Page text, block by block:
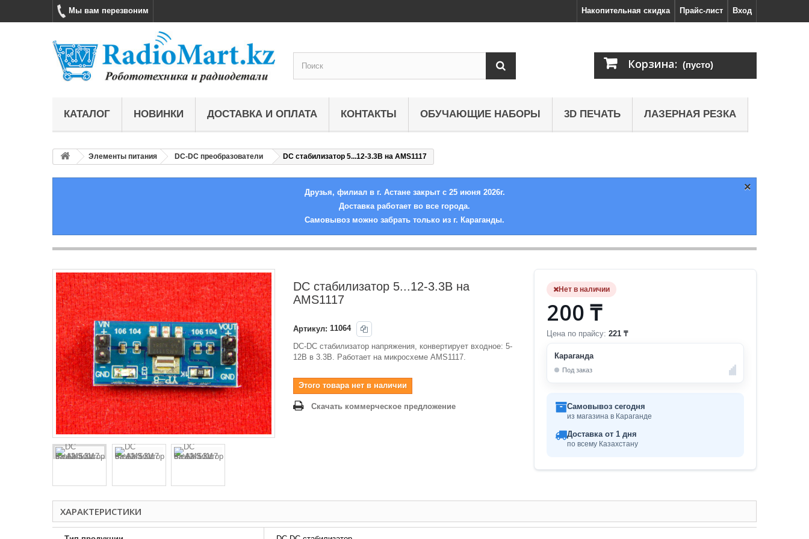
Вход
Прайс-лист
Накопительная скидка
Мы вам перезвоним
Корзина: (пусто)
КАТАЛОГ НОВИНКИ ДОСТАВКА И ОПЛАТА КОНТАКТЫ ОБУЧАЮЩИЕ НАБОРЫ 3D ПЕЧАТЬ ЛАЗЕРНАЯ РЕЗКА
Элементы питания DC-DC преобразователи DC стабилизатор 5...12-3.3В на AMS1117
×
Друзья, филиал в г. Астане закрыт с 25 июня 2026г.
Доставка работает во все города.
Самовывоз можно забрать только из г. Караганды.
DC стабилизатор 5...12-3.3В на
AMS1117
Артикул: 11064
DC-DC стабилизатор напряжения, конвертирует входное: 5-
12В в 3.3В. Работает на микросхеме AMS1117.
Этого товара нет в наличии
Скачать коммерческое предложение
Нет в наличии
200 ₸
Цена по прайсу: 221 ₸
Караганда
Под заказ
Самовывоз сегодня
из магазина в Караганде
Доставка от 1 дня
по всему Казахстану
ХАРАКТЕРИСТИКИ